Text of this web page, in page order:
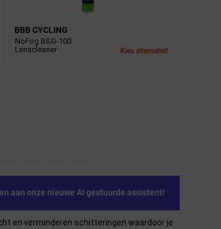
BBB CYCLING
NoFog BSG-100
Lenscleaner
Kies alternatief
aan onze nieuwe AI gestuurde assistent!
en verminderen schitteringen waardoor je